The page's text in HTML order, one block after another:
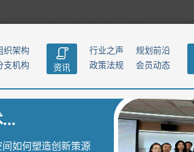
织架构
支机构 资讯
行业之声
规划前沿
政策法规
会员动态
如何塑造创新策源